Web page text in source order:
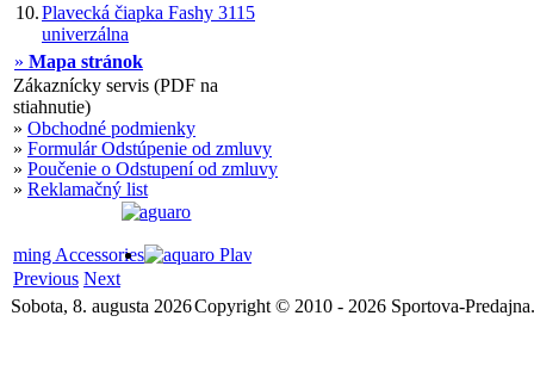
10.Plavecká čiapka Fashy 3115
univerzálna
» Mapa stránok
Zákaznícky servis (PDF na
stiahnutie)
» Obchodné podmienky
» Formulár Odstúpenie od zmluvy
» Poučenie o Odstupení od zmluvy
» Reklamačný list
Previous Next
Sobota, 8. augusta 2026Copyright © 2010 - 2026 Sportova-